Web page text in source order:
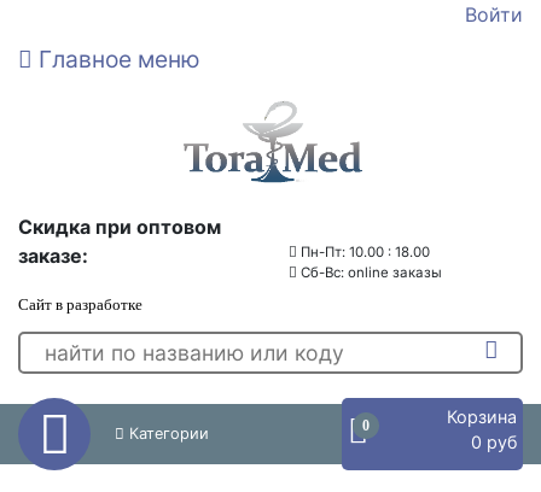
Войти
Главное меню
Скидка при оптовом
заказе:
Сайт в разработке
Пн-Пт: 10.00 : 18.00
Сб-Вс: online заказы
Категории 0
Корзина
0 руб